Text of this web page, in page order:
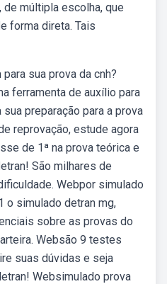
múltipla escolha, que
forma direta. Tais
sua prova da cnh?
ferramenta de auxílio para
preparação para a prova
reprovação, estude agora
de 1ª na prova teórica e
São milhares de
Webpor simulado
simulado detran mg,
sobre as provas do
Websão 9 testes
suas dúvidas e seja
Websimulado prova